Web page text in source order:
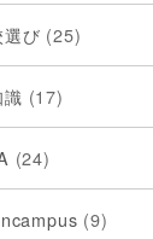
び (25)
識 (17)
(24)
(9)